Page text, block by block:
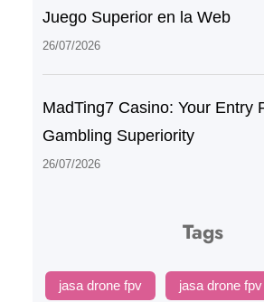
Juego Superior en la Web
26/07/2026
MadTing7 Casino: Your Entry
Gambling Superiority
26/07/2026
Tags
jasa drone fpv jasa drone